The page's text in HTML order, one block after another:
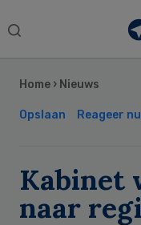
Search
Home › Nieuws
Opslaan Reageer nu
Kabinet
naar
Sidebar